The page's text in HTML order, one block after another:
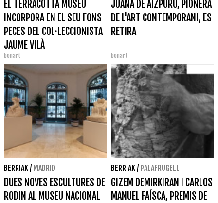
EL TERRACOTTA MUSEU
INCORPORA EN EL SEU FONS
PECES DEL COL·LECCIONISTA
JAUME VILÀ
bonart
JUANA DE AIZPURU, PIONERA
DE L'ART CONTEMPORANI, ES
RETIRA
bonart
BERRIAK/ MADRID
DUES NOVES ESCULTURES DE
RODIN AL MUSEU NACIONAL
BERRIAK/ PALAFRUGELL
GIZEM DEMIRKIRAN I CARLOS
MANUEL FAÍSCA, PREMIS DE